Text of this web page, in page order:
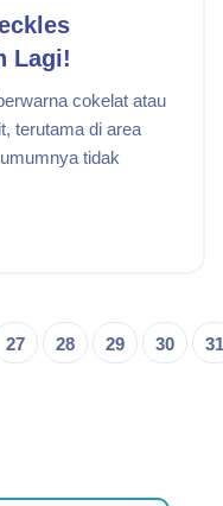
Lagi!
cokelat atau
terutama di area
tidak
27 28 29 30 31